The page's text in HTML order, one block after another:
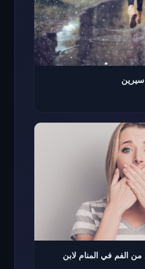
سيرين
الفم في المنام لابن